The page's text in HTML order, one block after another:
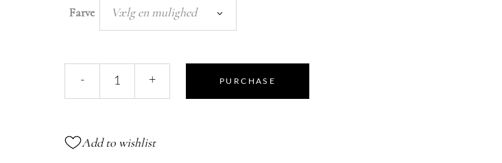
Farve Vælg en mulighed
- + PURCHASE
Add to wishlist